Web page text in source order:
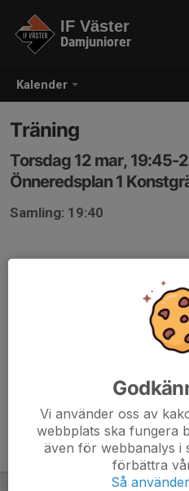
Kalender
IF Väster
Damjuniorer
Träning
Torsdag 12 mar, 19:45-
Önneredsplan 1
Samling: 19:40
Vi använder oss av
webbplats ska fungera
även för webbanalys i
förbättra
Så